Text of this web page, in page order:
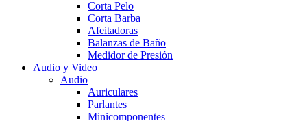
Corta Pelo
Corta Barba
Afeitadoras
Balanzas de Baño
Medidor de Presión
Audio y Video
Audio
Auriculares
Parlantes
Minicomponentes